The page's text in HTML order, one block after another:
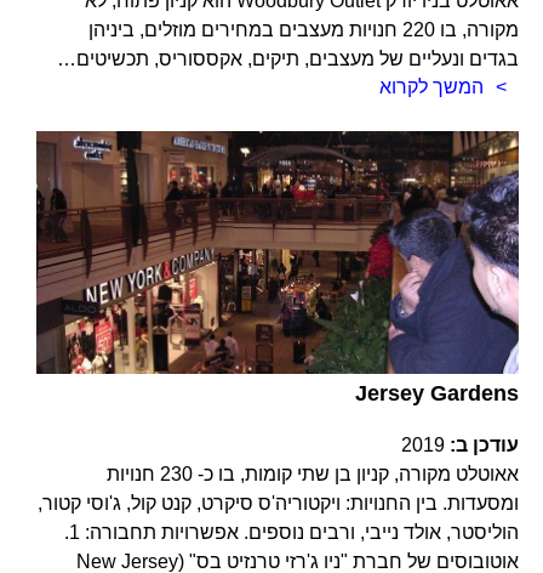
מקורה, בו 220 חנויות מעצבים במחירים מוזלים, ביניהן
בגדים ונעליים של מעצבים, תיקים, אקססוריס, תכשיטים…
המשך לקרוא
Jersey Gardens
עודכן ב: 2019
אאוטלט מקורה, קניון בן שתי קומות, בו כ- 230 חנויות
ומסעדות. בין החנויות: ויקטוריה'ס סיקרט, קנט קול, ג'וסי קטור,
הוליסטר, אולד נייבי, ורבים נוספים. אפשרויות תחבורה: 1.
אוטובוסים של חברת "ניו ג'רזי טרנזיט בס" (New Jersey